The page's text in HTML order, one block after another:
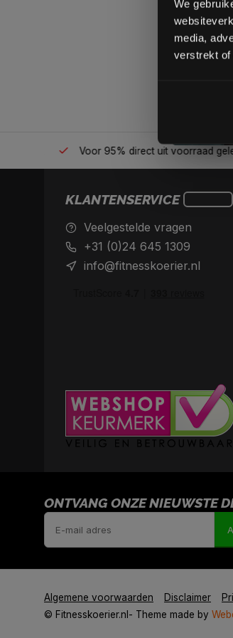
We
media,
verstrekt of
Voor 95% direct uit voorraad
KLANTENSERVICE
Veelgestelde vragen
+31 (0)24 645 1309
info@fitnesskoerier.nl
ONTVANG ONZE NIEUWSTE
Algemene voorwaarden Disclaimer
© Fitnesskoerier.nl - Theme made by